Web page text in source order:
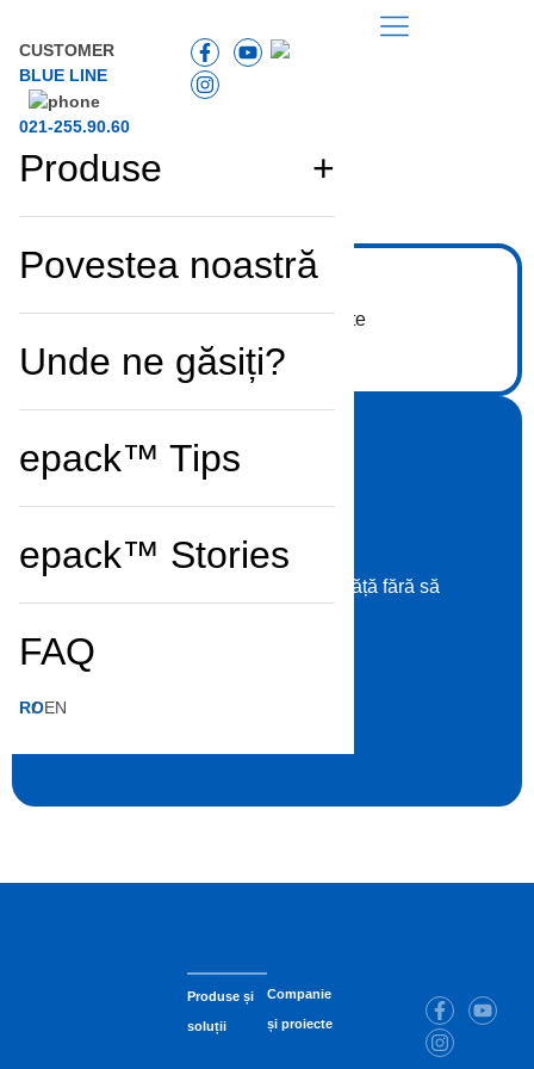
CUSTOMER
BLUE LINE
021-255.90.60
Produse
Povestea noastră
Unde ne găsiți?
epack™ Tips
epack™ Stories
FAQ
ROEN
Înapoi la listă
Burete vase
teflonate
Burete pentru vase teflonate. Curăță fără să
Culoare:
U.V. (Unitate Vânzare):
Produse și
soluții
Companie
și proiecte